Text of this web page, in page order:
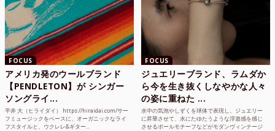
FOCUS
アメリカ発のウールブランド
【PENDLETON】が シンガー
ソングライ...
平井 大（ヒライダイ） https://hiraidai.com/サー
フミュージックをベースに、オーガニックなライ
フスタイルと、ウクレレ&ギター...
FOCUS
ジュエリーブランド、ラムダか
ら今を生き抜くしなやかな人々
の姿に重ねた ...
水中の気泡やしずくを球体で表現し、ジュエリー
に昇華させて、水にたゆたうような浮遊感を感じ
させるボールモチーフなどがモダンヴィンテージ